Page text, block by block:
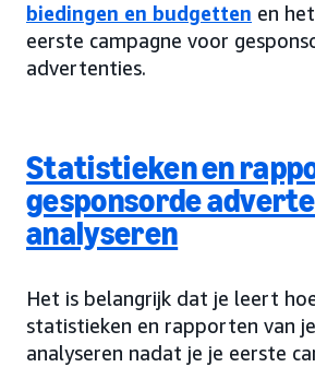
biedingen en budgetten en
eerste campagne voor
advertenties.
Statistieken en
gesponsorde
analyseren
Het is belangrijk dat je leert
statistieken en rapporten van
analyseren nadat je je eerste